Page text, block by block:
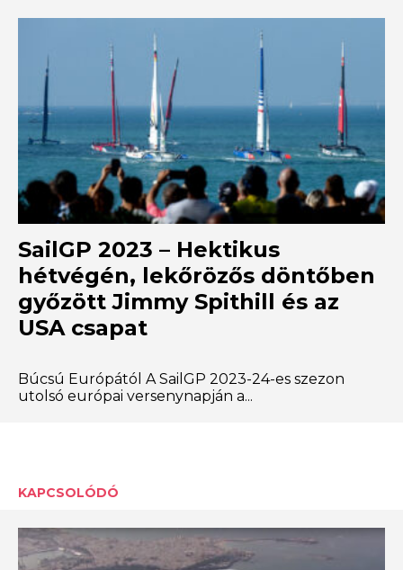
SailGP 2023 – Hektikus
hétvégén, lekőrözős döntőben
győzött Jimmy Spithill és az
USA csapat
Búcsú Európától A SailGP 2023-24-es szezon
utolsó európai versenynapján a...
KAPCSOLÓDÓ